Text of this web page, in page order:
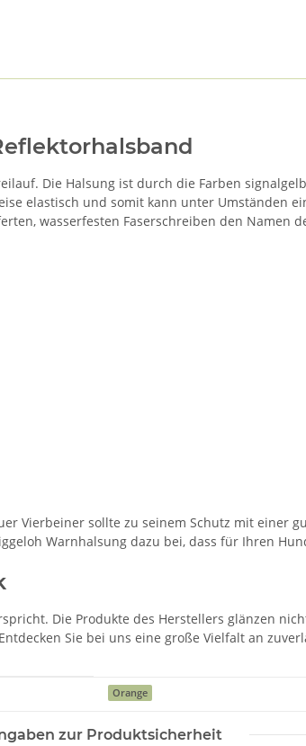
Die Halsung ist durch die Farben
elastisch und somit kann unter Umständen
wasserfesten Faserschreiben den Namen
Vierbeiner sollte zu seinem Schutz mit einer
Warnhalsung dazu bei, dass für Ihren
Die Produkte des Herstellers glänzen
Sie bei uns eine große Vielfalt an
Orange
zur Produktsicherheit